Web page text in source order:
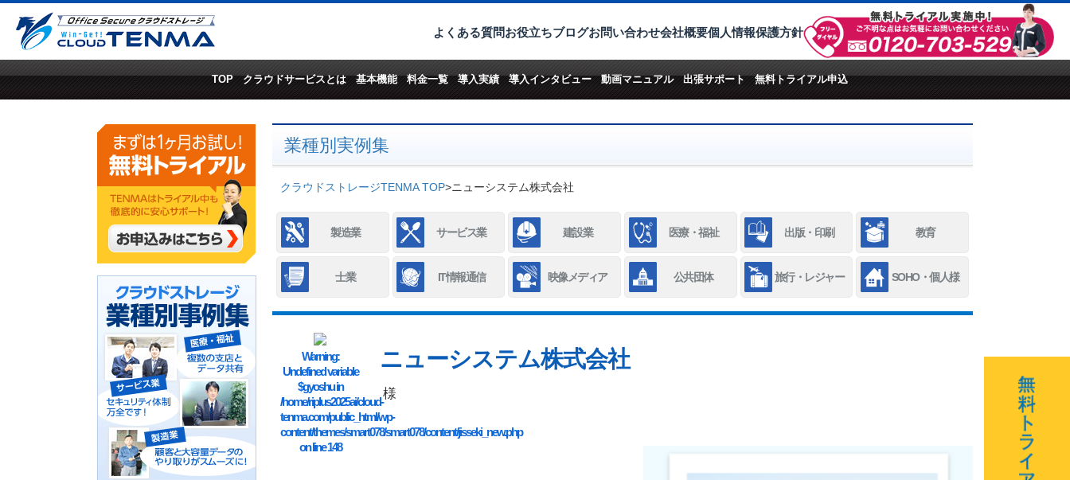
よくある質問お役立ちブログお問い合わせ会社概要個人情報保護方針
TOP クラウドサービスとは 基本機能 料金一覧 導入実績 導入インタビュー 動画マニュアル 出張サポート 無料トライアル申込
業種別実例集
クラウドストレージTENMA TOP>ニューシステム株式会社
製造業 サービス業 建設業 医療・福祉 出版・印刷 教育
士業 IT情報通信 映像メディア 公共団体 旅行・レジャー SOHO・個人様
Warning:
Undefined variable
$gyoshu in
/home/riplus2025ai/cloud-
tenma.com/public_html/wp-
content/themes/smart078/smart078/content/jisseki_new.php
on line148
ニューシステム株式会社
様